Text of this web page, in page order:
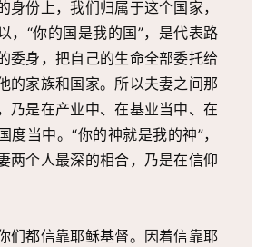
身份上，我们归属于这个国家，
，“你的国是我的国”，是代表路
委身，把自己的生命全部委托给
的家族和国家。所以夫妻之间那
乃是在产业中、在基业当中、在
度当中。“你的神就是我的神”，
两个人最深的相合，乃是在信仰
们都信靠耶稣基督。因着信靠耶